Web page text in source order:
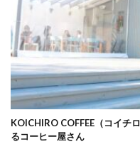
KOICHIRO COFFEE（コイチ
るコーヒー屋さん